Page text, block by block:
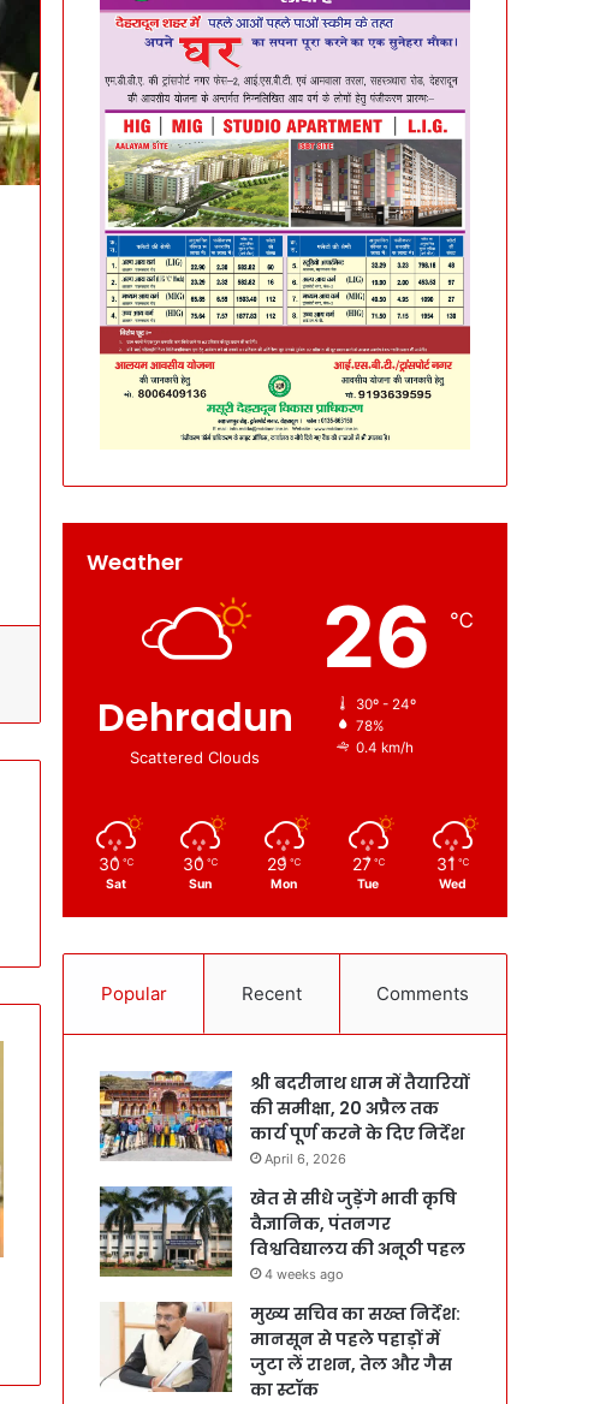
Weather
Dehradun
Scattered Clouds
26 ℃
30º - 24º
78%
0.4 km/h
30 ℃
Sat
30 ℃
Sun
29 ℃
Mon
27 ℃
Tue
31 ℃
Wed
Popular Recent Comments
श्री बदरीनाथ धाम में तैयारियों
की समीक्षा, 20 अप्रैल तक
कार्य पूर्ण करने के दिए निर्देश
April 6, 2026
खेत से सीधे जुड़ेंगे भावी कृषि
वैज्ञानिक, पंतनगर
विश्वविद्यालय की अनूठी पहल
4 weeks ago
मुख्य सचिव का सख्त निर्देश:
मानसून से पहले पहाड़ों में
जुटा लें राशन, तेल और गैस
का स्टॉक